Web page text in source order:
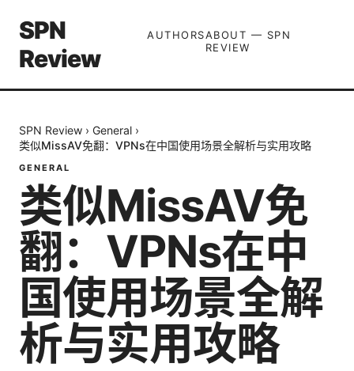
SPN
Review
AUTHORSABOUT — SPN
REVIEW
SPN Review › General ›
类似MissAV免翻：VPNs在中国使用场景全解析与实用攻略
GENERAL
类似MissAV免
翻：VPNs在中
国使用场景全解
析与实用攻略